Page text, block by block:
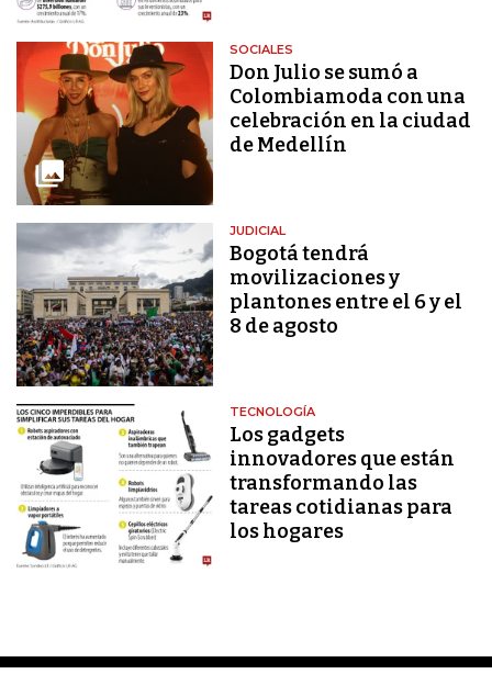
SOCIALES
Don Julio se sumó a
Colombiamoda con una
celebración en la ciudad
de Medellín
JUDICIAL
Bogotá tendrá
movilizaciones y
plantones entre el 6 y el
8 de agosto
TECNOLOGÍA
Los gadgets
innovadores que están
transformando las
tareas cotidianas para
los hogares